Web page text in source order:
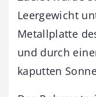
Leergewicht
Metallplatte
und durch
kaputten